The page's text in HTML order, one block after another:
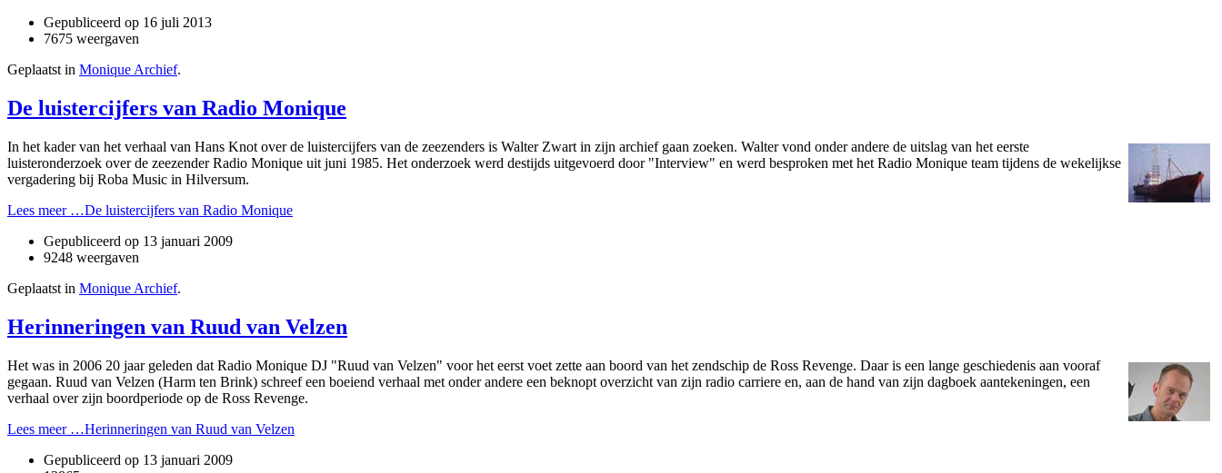
Gepubliceerd op 16 juli 2013
7675 weergaven
Geplaatst in Monique Archief.
De luistercijfers van Radio Monique
In het kader van het verhaal van Hans Knot over de luistercijfers van de zeezenders is Walter Zwart in zijn archief gaan zoeken. Walter vond o­nder andere de uitslag van het eerste
luisteronderzoek over de zeezender Radio Monique uit juni 1985. Het o­nderzoek werd destijds uitgevoerd door "Interview" en werd besproken met het Radio Monique team tijdens de wekelijkse
vergadering bij Roba Music in Hilversum.
Lees meer …De luistercijfers van Radio Monique
Gepubliceerd op 13 januari 2009
9248 weergaven
Geplaatst in Monique Archief.
Herinneringen van Ruud van Velzen
Het was in 2006 20 jaar geleden dat Radio Monique DJ "Ruud van Velzen" voor het eerst voet zette aan boord van het zendschip de Ross Revenge. Daar is een lange geschiedenis aan vooraf
gegaan. Ruud van Velzen (Harm ten Brink) schreef een boeiend verhaal met onder andere een beknopt overzicht van zijn radio carriere en, aan de hand van zijn dagboek aantekeningen, een
verhaal over zijn boordperiode op de Ross Revenge.
Lees meer …Herinneringen van Ruud van Velzen
Gepubliceerd op 13 januari 2009